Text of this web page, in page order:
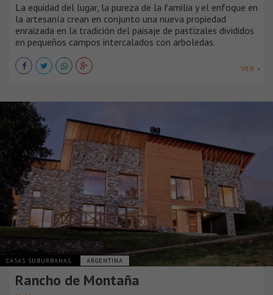
La equidad del lugar, la pureza de la familia y el enfoque en
la artesanía crean en conjunto una nueva propiedad
enraizada en la tradición del paisaje de pastizales divididos
en pequeños campos intercalados con arboledas.
VER +
CASAS SUBURBANAS ARGENTINA
Rancho de Montaña